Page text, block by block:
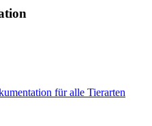
für alle Tierarten